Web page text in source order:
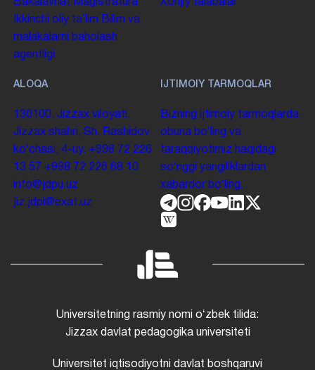
Ikkinchi oliy taʼlim Bilim va
malakalarni baholash
agentligi
ALOQA
130100. Jizzax viloyati,
Jizzax shahri, Sh. Rashidov
koʻchasi, 4-uy. +998 72 226
13 57 +998 72 226 68 10
info@jdpu.uz
jiz.jdpi@exat.uz
IJTIMOIY TARMOQLAR
Bizning ijtimoiy tarmoqlarda
obuna boʻling va
taraqqiyotimiz haqidagi
soʻnggi yangiliklardan
xabardor boʻling.
Universitetning rasmiy nomi oʻzbek tilida:
Jizzax davlat pedagogika universiteti
Universitet iqtisodiyotni davlat boshqaruvi